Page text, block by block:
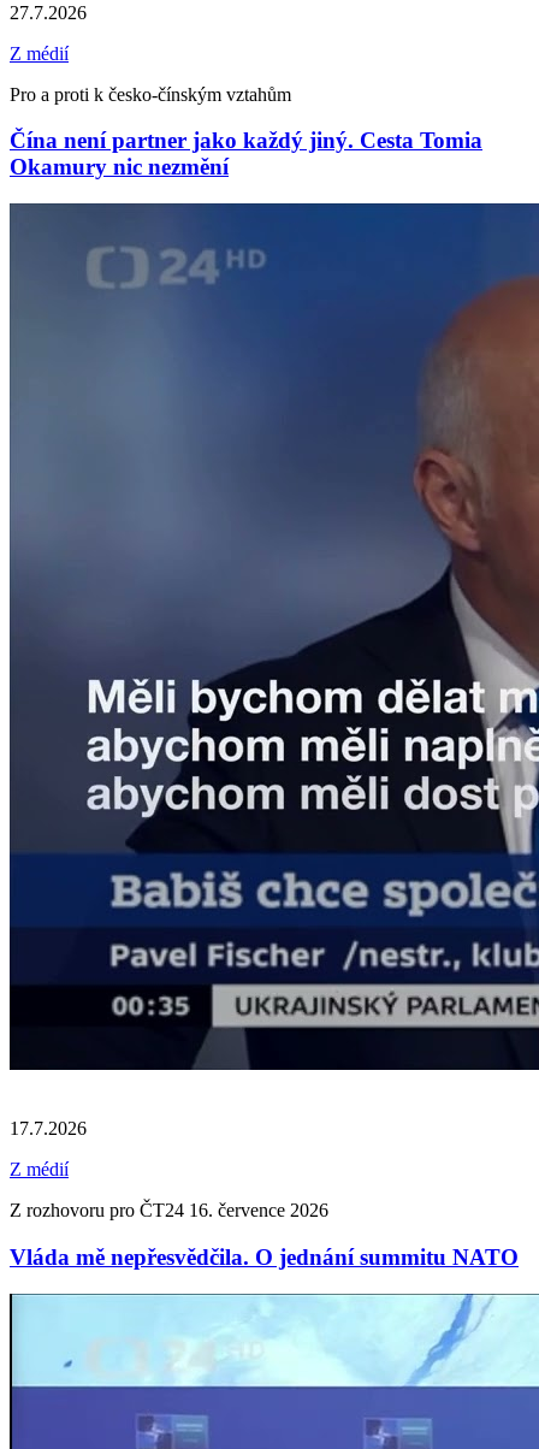
27.7.2026
Z médií
Pro a proti k česko-čínským vztahům
Čína není partner jako každý jiný. Cesta Tomia
Okamury nic nezmění
17.7.2026
Z médií
Z rozhovoru pro ČT24 16. července 2026
Vláda mě nepřesvědčila. O jednání summitu NATO